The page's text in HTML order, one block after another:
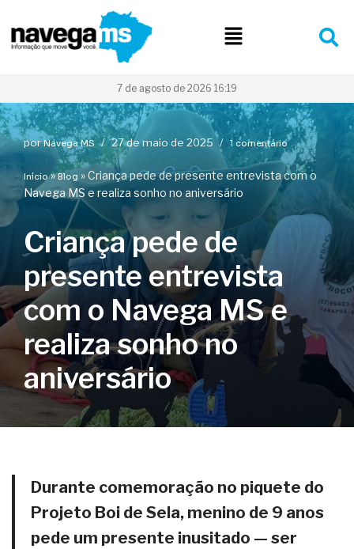
Pular
para
7 de agosto de 2026 16:19
porNavega MS 27 de maio de 2025 1 comentário
Início»Blog »Criança pede de presente entrevista com o
Navega MS e realiza sonho no aniversário
Criança pede de
presente entrevista
com o Navega MS e
realiza sonho no
aniversário
Durante comemoração no piquete do
Projeto Boi de Sela, menino de 9 anos
pede um presente inusitado — ser